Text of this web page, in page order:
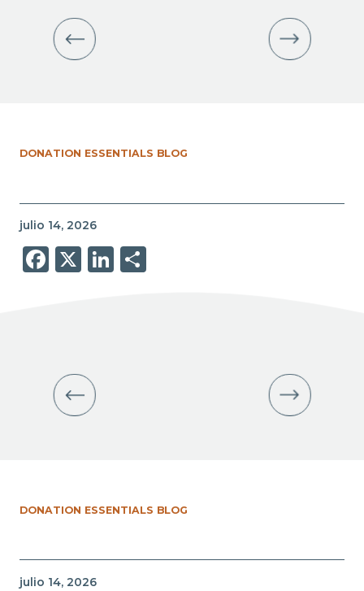
DONATION ESSENTIALS BLOG
julio 14, 2026
Facebook
X LinkedIn
Share
DONATION ESSENTIALS BLOG
julio 14, 2026